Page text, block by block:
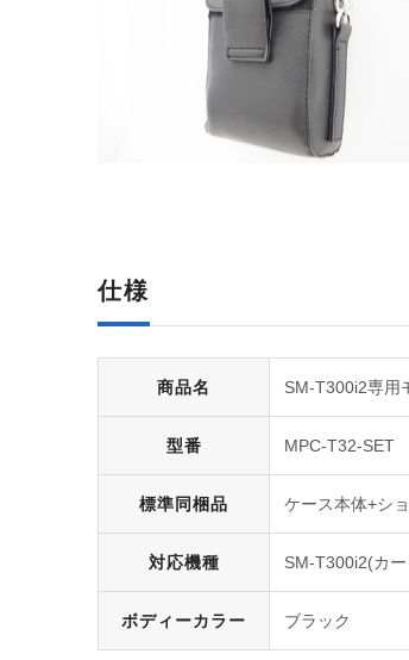
仕様
商品名 SM-T300i2専用
型番 MPC-T32-SET
標準同梱品 ケース本体+シ
対応機種 SM-T300i2(カー
ボディーカラー ブラック